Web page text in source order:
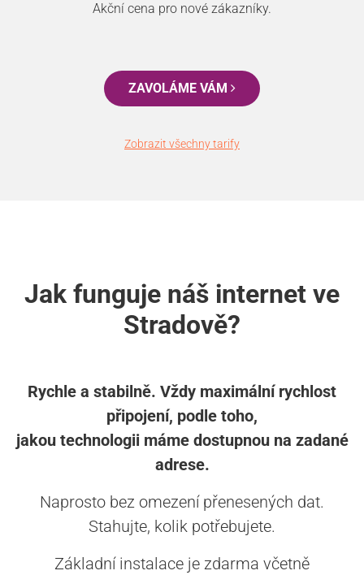
Akční cena pro nové zákazníky.
ZAVOLÁME VÁM
Zobrazit všechny tarify
Jak funguje náš internet ve
Stradově?
Rychle a stabilně. Vždy maximální rychlost
připojení, podle toho,
jakou technologii máme dostupnou na zadané
adrese.
Naprosto bez omezení přenesených dat.
Stahujte, kolik potřebujete.
Základní instalace je zdarma včetně